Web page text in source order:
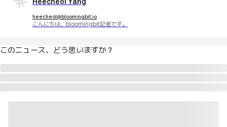
heecheol@bloomingbit.io
こんにちは、bloomingbit記者です。
このニュース、どう思いますか？